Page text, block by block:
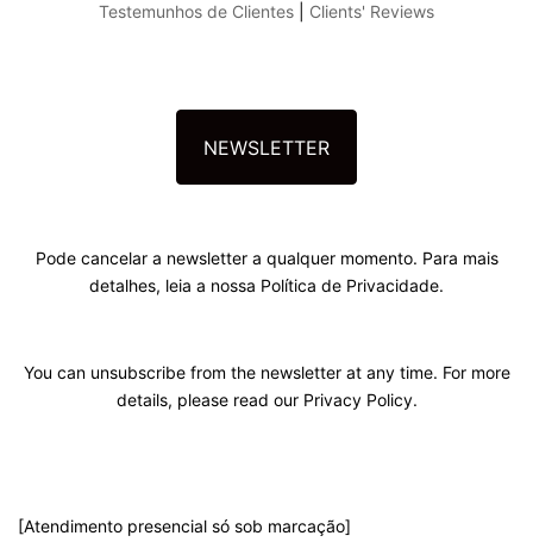
Testemunhos de Clientes Clients' Reviews
NEWSLETTER
Pode cancelar a newsletter a qualquer momento. Para mais
detalhes, leia a nossa Política de Privacidade.
You can unsubscribe from the newsletter at any time. For more
details, please read our Privacy Policy.
[Atendimento presencial só sob marcação]